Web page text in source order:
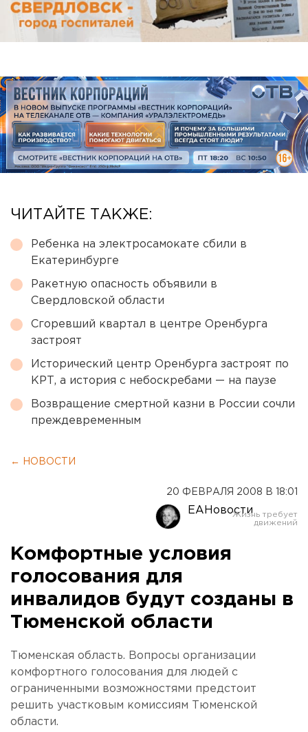
ЧИТАЙТЕ ТАКЖЕ:
Ребенка на электросамокате сбили в
Екатеринбурге
Ракетную опасность объявили в
Свердловской области
Сгоревший квартал в центре Оренбурга
застроят
Исторический центр Оренбурга застроят по
КРТ, а история с небоскребами — на паузе
Возвращение смертной казни в России сочли
преждевременным
← НОВОСТИ
20 ФЕВРАЛЯ 2008 В 18:01
ЕАНовости
Комфортные условия
голосования для
инвалидов будут созданы в
Тюменской области
Тюменская область. Вопросы организации
комфортного голосования для людей с
ограниченными возможностями предстоит
решить участковым комиссиям Тюменской
области.